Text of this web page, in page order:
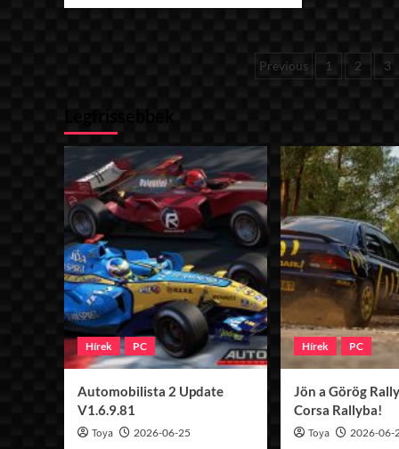
Bejegyzések
Previous 1 2 3
Hírek PC
Automobilista 2 Update
V1.6.9.81
Toya 2026-06-25
Hírek PC
Jön a Görög
Corsa Rallyba!
Toya 2026-06-